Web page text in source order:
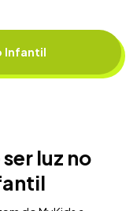
Infantil
luz no